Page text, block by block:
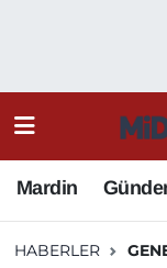
Mardin
HABERLER